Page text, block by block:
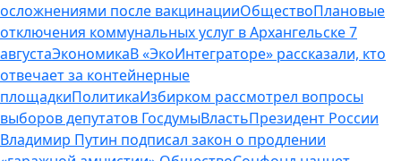
осложнениями после вакцинацииОбществоПлановые
отключения коммунальных услуг в Архангельске 7
августаЭкономикаВ «ЭкоИнтеграторе» рассказали, кто
отвечает за контейнерные
площадкиПолитикаИзбирком рассмотрел вопросы
выборов депутатов ГосдумыВластьПрезидент России
Владимир Путин подписал закон о продлении